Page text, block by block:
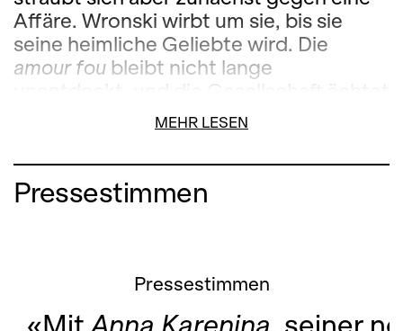
Affäre. Wronski wirbt um sie, bis sie
seine heimliche Geliebte wird. Die
amour fou bleibt nicht lange
die Ehebrecherin. Anna verzweifelt
zwischen moralischer Ehepflicht und
Liebe. Die Katastrophe nimmt ihren
Lauf. Lew Tolstoi hat mit
einen Roman von Weltrang
Moralvorstellungen scheiternden
ein vielschichtiges Panorama der
MEHR LESEN
Pressestimmen
Pressestimmen